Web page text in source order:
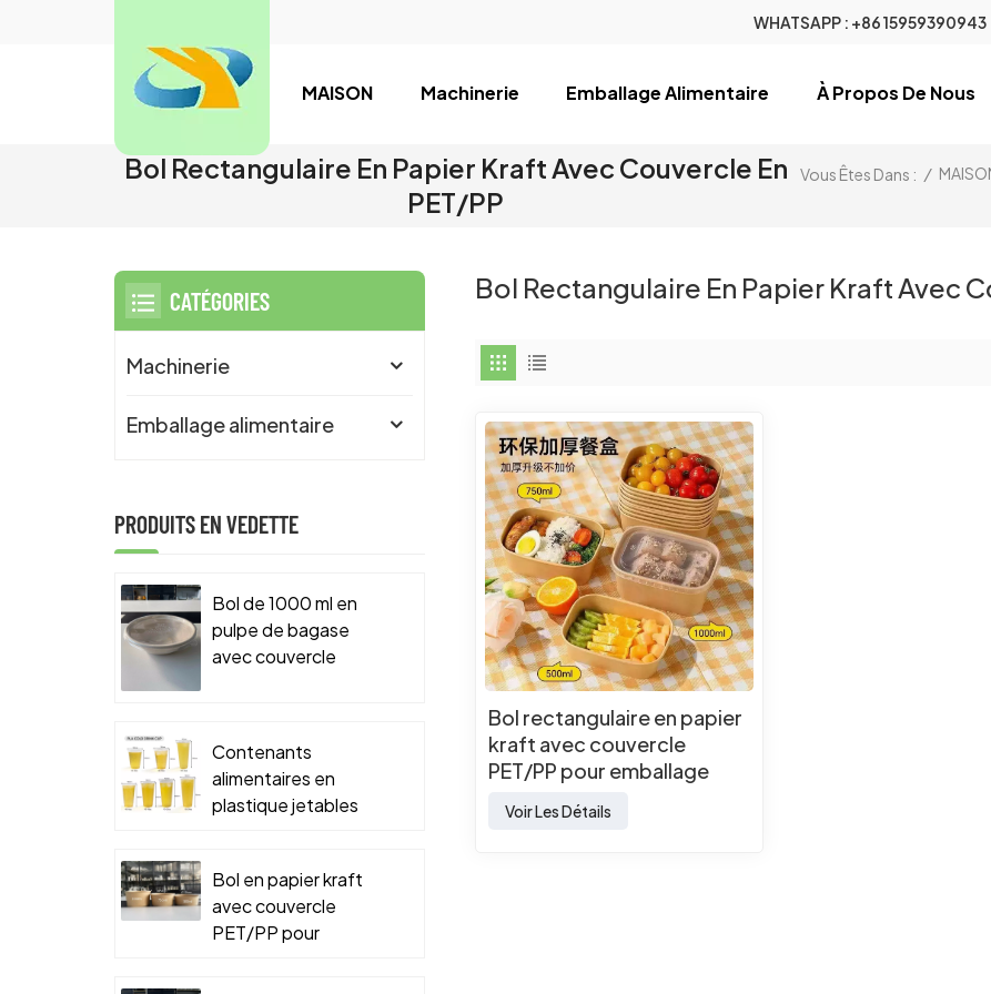
WHATSAPP : +86 15959390943
MAISON Machinerie Emballage Alimentaire À Propos De Nous
Bol Rectangulaire En Papier Kraft Avec Couvercle En
PET/PP
Vous Êtes Dans : /
Bol Rectangulaire En Papier Kraft Avec
Bol rectangulaire en papier
kraft avec couvercle
PET/PP pour emballage
Voir Les Détails
CATÉGORIES
Machinerie
Emballage alimentaire
PRODUITS EN VEDETTE
Bol de 1000 ml en
pulpe de bagase
avec couvercle
emporter
Contenants
alimentaires en
plastique jetables
Bol en papier kraft
avec couvercle
PET/PP pour